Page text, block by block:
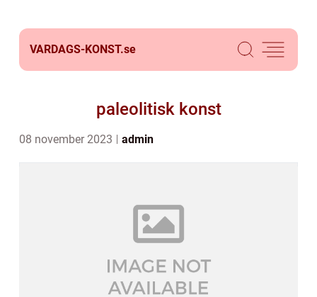
VARDAGS-KONST.se
paleolitisk konst
08 november 2023 admin